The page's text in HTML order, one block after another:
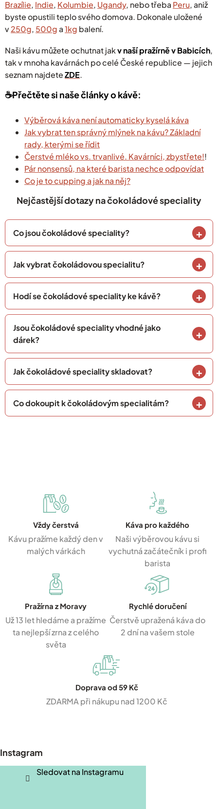
Brazílie, Indie, Kolumbie, Ugandy, nebo třeba Peru, aniž
byste opustili teplo svého domova. Dokonale uložené
v250g, 500ga1kg balení.
Naši kávu můžete ochutnat jakv naší pražírně v Babicích,
tak v mnoha kavárnách po celé České republice — jejich
seznam najdeteZDE.
☕️Přečtěte si naše články o kávě:
Výběrová káva není automaticky kyselá káva
Jak vybrat ten správný mlýnek na kávu? Základní
rady, kterými se řídit
Čerstvé mléko vs. trvanlivé. Kavárníci, zbystřete!!
Pár nonsensů, na které barista nechce odpovídat
Co je to cupping a jak na něj?
Nejčastější dotazy na čokoládové speciality
Co jsou čokoládové speciality?
Jak vybrat čokoládovou specialitu?
Hodí se čokoládové speciality ke kávě?
Jsou čokoládové speciality vhodné jako
dárek?
Jak čokoládové speciality skladovat?
Co dokoupit k čokoládovým specialitám?
Vždy čerstvá
Kávu pražíme každý den v
malých várkách
Káva pro každého
Naši výběrovou kávu si
vychutná začátečník i profi
barista
Pražírna z Moravy
Už 13 let hledáme a pražíme
ta nejlepší zrna z celého
světa
Rychlé doručení
Čerstvě upražená káva do
2 dní na vašem stole
Doprava od 59 Kč
ZDARMA při nákupu nad 1200 Kč
a
t
Instagram
Sledovat na Instagramu